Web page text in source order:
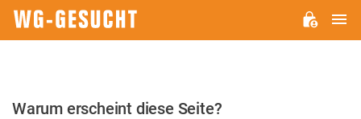
Bitte
Warum erscheint diese Seite?